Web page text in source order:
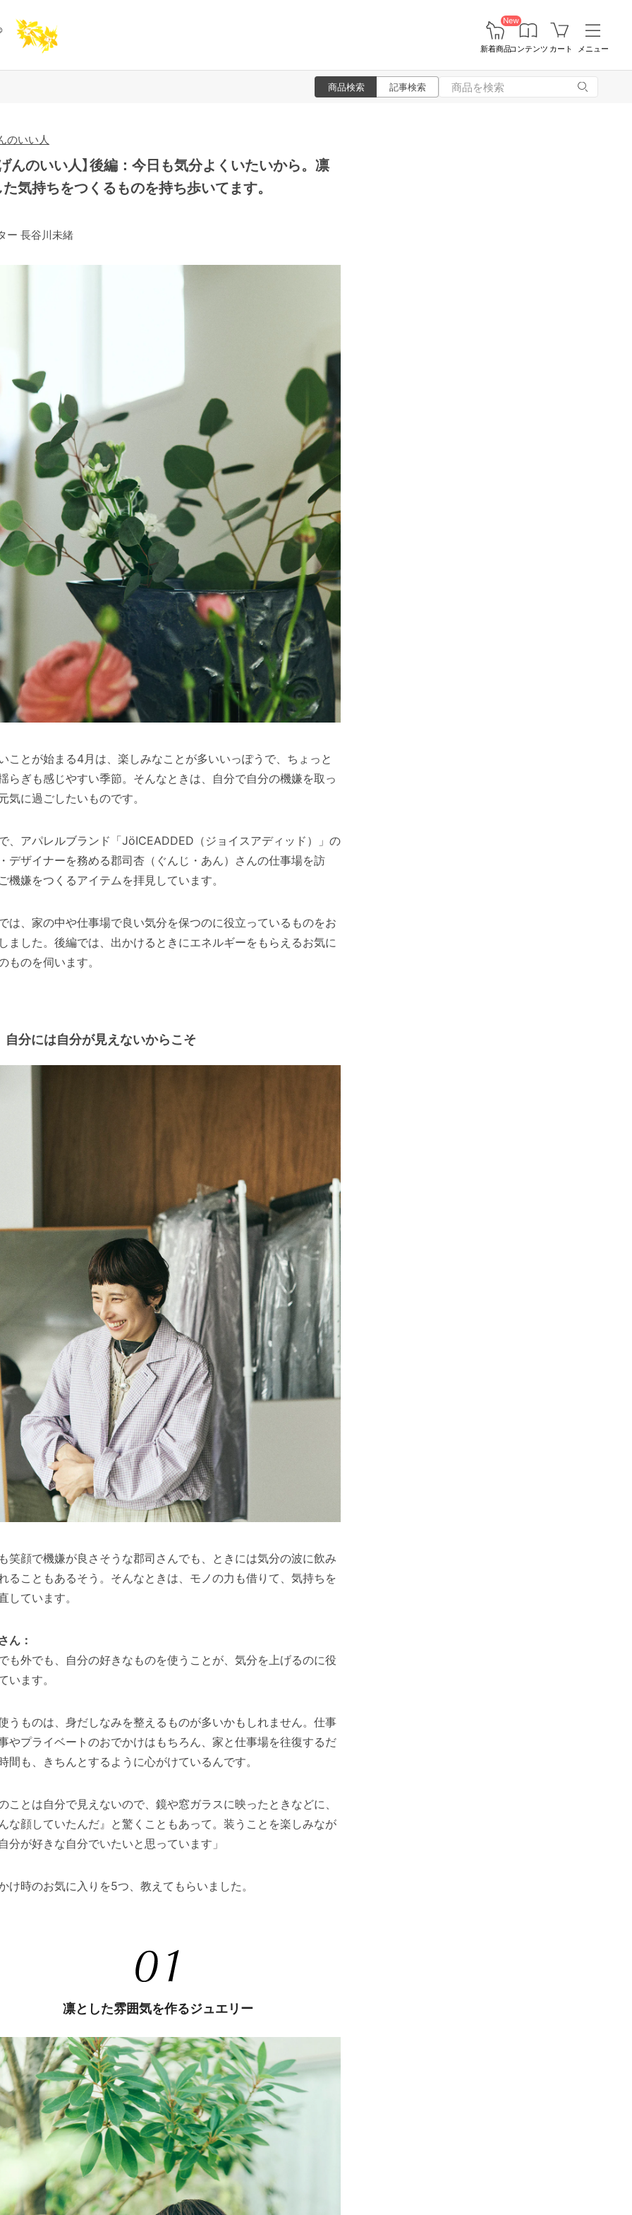
New
新着商品コンテンツ カート メニュー
商品検索 記事検索
のいい人
んのいい人】後編：今日も気分よくいたいから。凛
気持ちをつくるものを持ち歩いてます。
ー 長谷川未緒
ことが始まる4月は、楽しみなことが多いいっぽうで、ちょっと
らぎも感じやすい季節。そんなときは、自分で自分の機嫌を取っ
気に過ごしたいものです。
、アパレルブランド「JöICEADDED（ジョイスアディッド）」の
デザイナーを務める郡司杏（ぐんじ・あん）さんの仕事場を訪
機嫌をつくるアイテムを拝見しています。
は、家の中や仕事場で良い気分を保つのに役立っているものをお
ました。後編では、出かけるときにエネルギーをもらえるお気に
ものを伺います。
自分には自分が見えないからこそ
笑顔で機嫌が良さそうな郡司さんでも、ときには気分の波に飲み
ることもあるそう。そんなときは、モノの力も借りて、気持ちを
しています。
ん：
も外でも、自分の好きなものを使うことが、気分を上げるのに役
います。
うものは、身だしなみを整えるものが多いかもしれません。仕事
やプライベートのおでかけはもちろん、家と仕事場を往復するだ
間も、きちんとするように心がけているんです。
ことは自分で見えないので、鏡や窓ガラスに映ったときなどに、
な顔していたんだ』と驚くこともあって。装うことを楽しみなが
分が好きな自分でいたいと思っています」
け時のお気に入りを5つ、教えてもらいました。
凛とした雰囲気を作るジュエリー